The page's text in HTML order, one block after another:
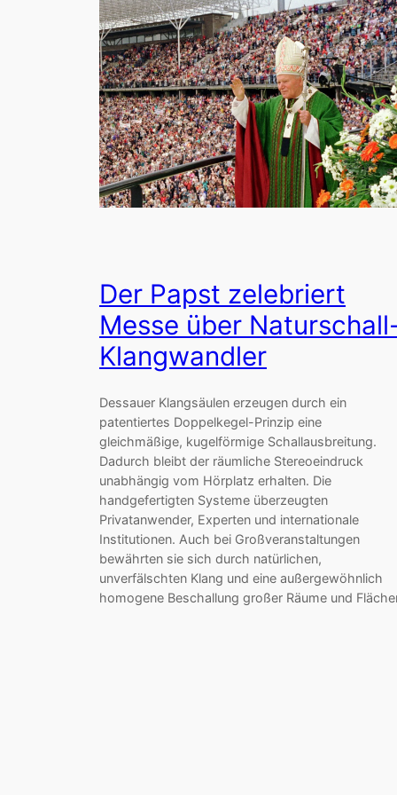
Der Papst zelebriert
Messe über
Klangwandler
Dessauer Klangsäulen erzeugen durch ein
patentiertes Doppelkegel-Prinzip eine
gleichmäßige, kugelförmige Schallausbreitung.
Dadurch bleibt der räumliche Stereoeindruck
unabhängig vom Hörplatz erhalten. Die
handgefertigten Systeme überzeugten
Privatanwender, Experten und internationale
Institutionen. Auch bei Großveranstaltungen
bewährten sie sich durch natürlichen,
unverfälschten Klang und eine außergewöhnlich
homogene Beschallung großer Räume und